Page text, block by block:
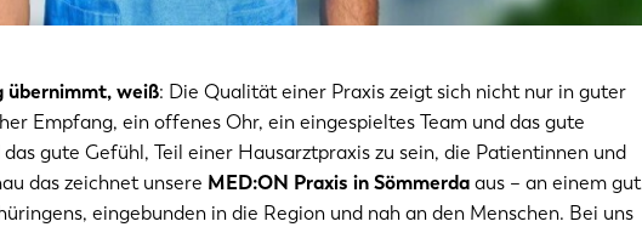
übernimmt, weiß: Die Qualität einer Praxis zeigt sich nicht nur in guter
Empfang, ein offenes Ohr, ein eingespieltes Team und das gute
gute Gefühl, Teil einer Hausarztpraxis zu sein, die Patientinnen und
das zeichnet unsere MED:ON Praxis in Sömmerda aus – an einem gut
eingebunden in die Region und nah an den Menschen. Bei uns